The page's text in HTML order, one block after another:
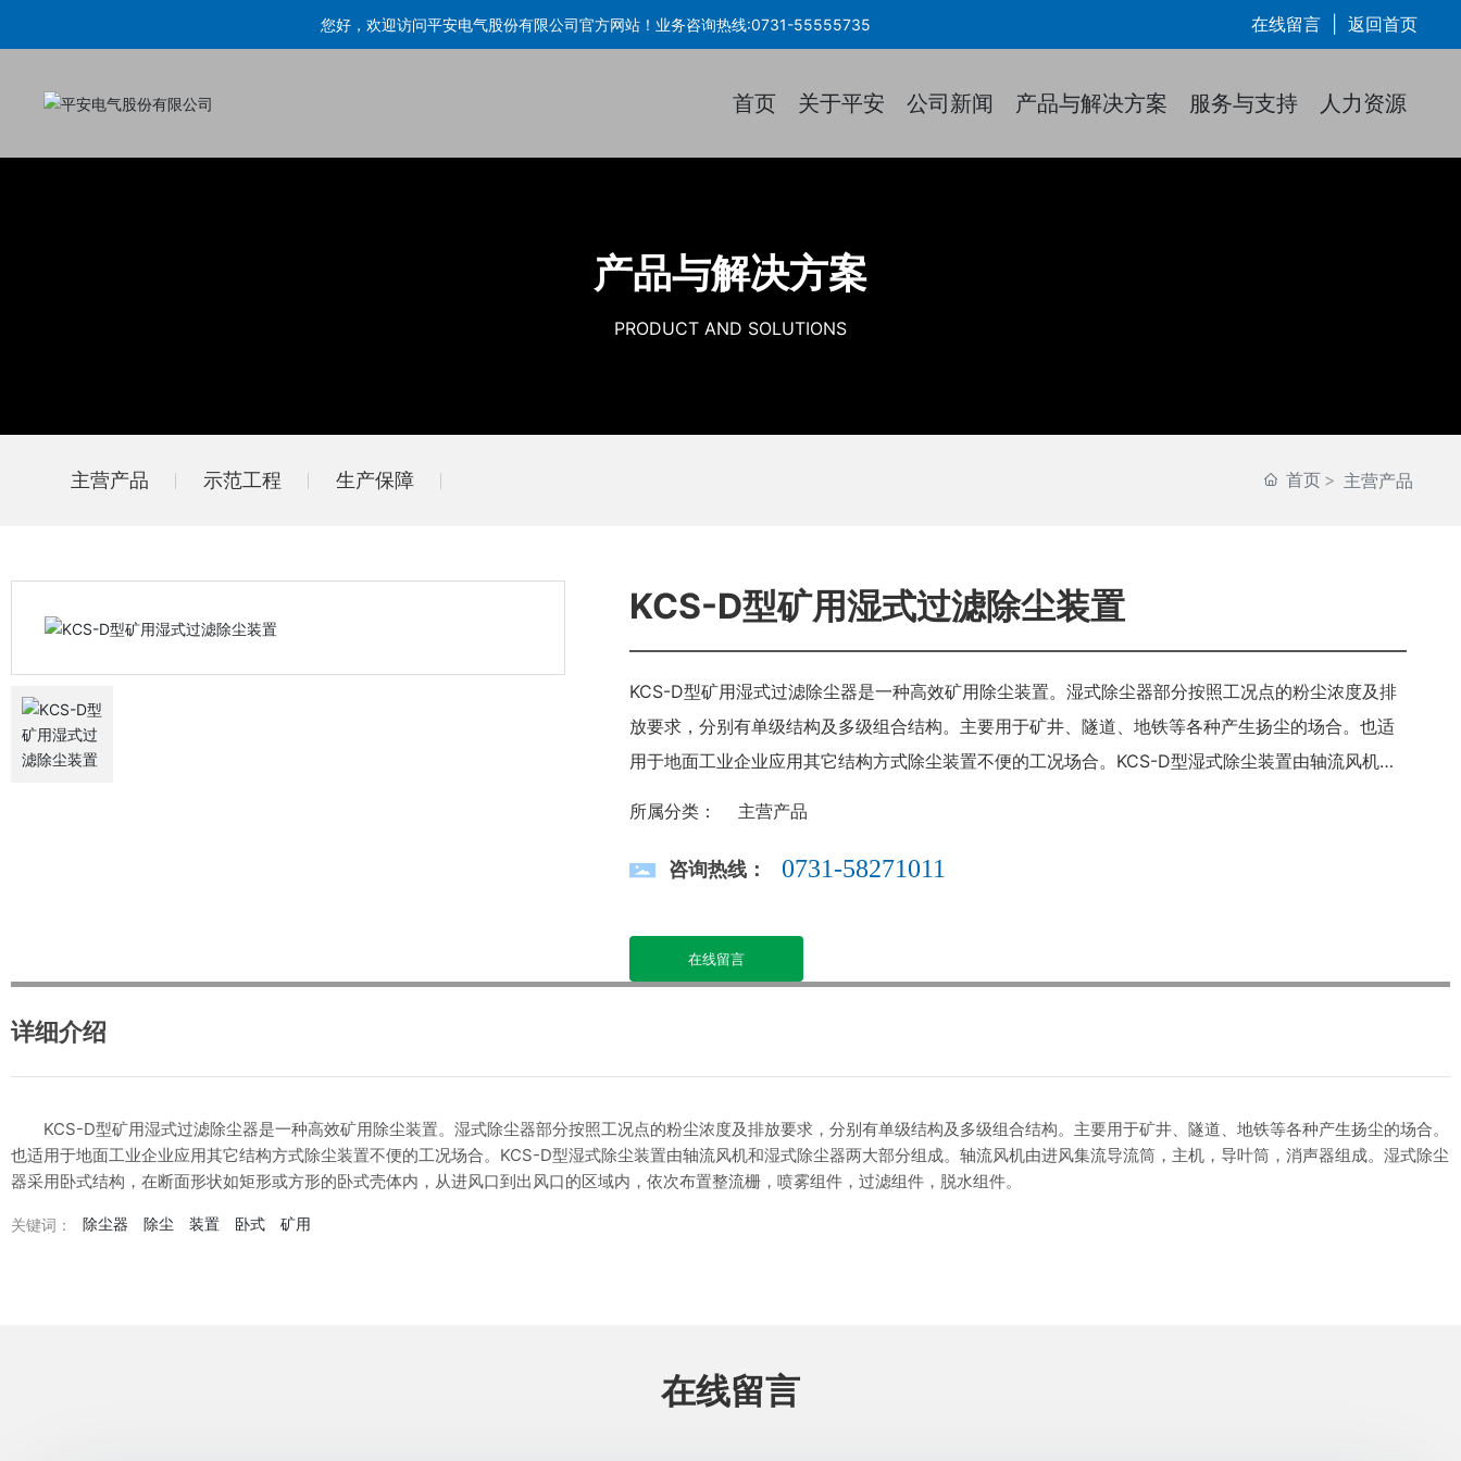
首页 关于平安 公司新闻 产品与解决方案 服务与支持 人力资源
您好，欢迎访问平安电气股份有限公司官方网站！业务咨询热线:0731-55555735 在线留言| 返回首页
产品与解决方案
PRODUCT AND SOLUTIONS
主营产品 示范工程 生产保障 首页 主营产品
KCS-D型矿用湿式过滤除尘装置
KCS-D型矿用湿式过滤除尘器是一种高效矿用除尘装置。湿式除尘器部分按照工况点的粉尘浓度及排
放要求，分别有单级结构及多级组合结构。主要用于矿井、隧道、地铁等各种产生扬尘的场合。也适
用于地面工业企业应用其它结构方式除尘装置不便的工况场合。KCS-D型湿式除尘装置由轴流风机和
栅，喷雾组件，过滤组件，脱水组件。
所属分类： 主营产品
咨询热线： 0731-58271011
在线留言
详细介绍
KCS-D型矿用湿式过滤除尘器是一种高效矿用除尘装置。湿式除尘器部分按照工况点的粉尘浓度及排放要求，分别有单级结构及多级组合结构。主要用于矿井、隧道、地铁等各种产生扬尘的场合。
也适用于地面工业企业应用其它结构方式除尘装置不便的工况场合。KCS-D型湿式除尘装置由轴流风机和湿式除尘器两大部分组成。轴流风机由进风集流导流筒，主机，导叶筒，消声器组成。湿式除尘
器采用卧式结构，在断面形状如矩形或方形的卧式壳体内，从进风口到出风口的区域内，依次布置整流栅，喷雾组件，过滤组件，脱水组件。
关键词： 除尘器 除尘 装置 卧式 矿用
在线留言